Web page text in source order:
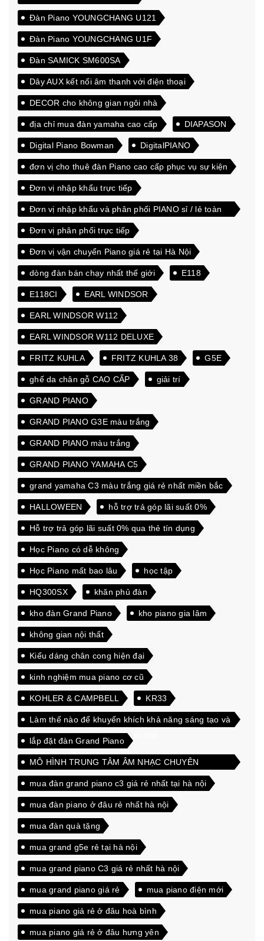
Đàn Piano YOUNGCHANG U121
Đàn Piano YOUNGCHANG U1F
Đàn SAMICK SM600SA
Dây AUX kết nối âm thanh với điện thoại
DECOR cho không gian ngôi nhà
địa chỉ mua đàn yamaha cao cấp DIAPASON
Digital Piano Bowman DigitalPIANO
đơn vị cho thuê đàn Piano cao cấp phục vụ sự kiện
Đơn vị nhập khẩu trực tiếp
Đơn vị nhập khẩu và phân phối PIANO sỉ / lẻ toàn
quốc
Đơn vị phân phối trực tiếp
Đơn vị vận chuyển Piano giá rẻ tại Hà Nội
dòng đàn bán chạy nhất thế giới E118
E118CI EARL WINDSOR
EARL WINDSOR W112
EARL WINDSOR W112 DELUXE
FRITZ KUHLA FRITZ KUHLA 38 G5E
ghế da chân gỗ CAO CẤP giải trí
GRAND PIANO
GRAND PIANO G3E màu trắng
GRAND PIANO màu trắng
GRAND PIANO YAMAHA C5
grand yamaha C3 màu trắng giá rẻ nhất miền bắc
HALLOWEEN hỗ trợ trả góp lãi suất 0%
Hỗ trợ trả góp lãi suất 0% qua thẻ tín dụng
Học Piano có dễ không
Học Piano mất bao lâu học tập
HQ300SX khăn phủ đàn
kho đàn Grand Piano kho piano gia lâm
không gian nội thất
Kiểu dáng chân cong hiện đại
kinh nghiệm mua piano cơ cũ
KOHLER & CAMPBELL KR33
Làm thế nào để khuyến khích khả năng sáng tạo và
đam mê học hỏi của các bạn nhỏ
lắp đặt đàn Grand Piano
MÔ HÌNH TRUNG TÂM ÂM NHẠC CHUYÊN
NGHIỆP
mua đàn grand piano c3 giá rẻ nhất tại hà nội
mua đàn piano ở đâu rẻ nhất hà nội
mua đàn quà tặng
mua grand g5e rẻ tại hà nội
mua grand piano C3 giá rẻ nhất hà nội
mua grand piano giá rẻ mua piano điện mới
mua piano giá rẻ ở đâu hoà bình
mua piano giá rẻ ở đâu hưng yên